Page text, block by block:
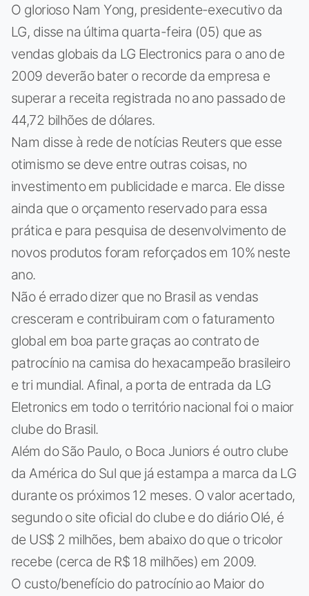
O glorioso Nam Yong, presidente-executivo da
LG, disse na última quarta-feira (05) que as
vendas globais da LG Electronics para o ano de
2009 deverão bater o recorde da empresa e
superar a receita registrada no ano passado de
44,72 bilhões de dólares.
Nam disse à rede de notícias Reuters que esse
otimismo se deve entre outras coisas, no
investimento em publicidade e marca. Ele disse
ainda que o orçamento reservado para essa
prática e para pesquisa de desenvolvimento de
novos produtos foram reforçados em 10% neste
ano.
Não é errado dizer que no Brasil as vendas
cresceram e contribuiram com o faturamento
global em boa parte graças ao contrato de
patrocínio na camisa do hexacampeão brasileiro
e tri mundial. Afinal, a porta de entrada da LG
Eletronics em todo o território nacional foi o maior
clube do Brasil.
Além do São Paulo, o Boca Juniors é outro clube
da América do Sul que já estampa a marca da LG
durante os próximos 12 meses. O valor acertado,
segundo o site oficial do clube e do diário Olé, é
de US$ 2 milhões, bem abaixo do que o tricolor
recebe (cerca de R$ 18 milhões) em 2009.
O custo/benefício do patrocínio ao Maior do